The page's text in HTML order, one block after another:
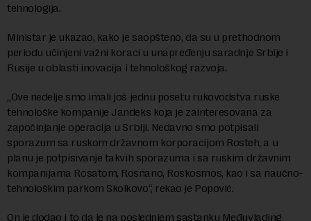
tehnologija.
Ministar je ukazao, kako je saopšteno, da su u prethodnom
periodu učinjeni važni koraci u unapređenju saradnje Srbije i
Rusije u oblasti inovacija i tehnološkog razvoja.
„Ove nedelje smo imali još jednu posetu rukovodstva ruske
tehnološke kompanije Jandeks koja je zainteresovana za
započinjanje operacija u Srbiji. Nedavno smo potpisali
sporazum sa ruskom državnom korporacijom Rosteh, a u
planu je potpisivanje takvih sporazuma i sa ruskim državnim
kompanijama Rosatom, Rosnano, Roskosmos, kao i sa naučno-
tehnološkim parkom Skolkovo“, rekao je Popović.
On je dodao i to da je na poslednjem sastanku Međuvlading